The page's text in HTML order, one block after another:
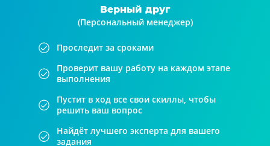
Верный друг
(Персональный менеджер)
Проследит за сроками
Проверит вашу работу на каждом этапе
выполнения
Пустит в ход все свои скиллы, чтобы
решить ваш вопрос
Найдёт лучшего эксперта для вашего
задания